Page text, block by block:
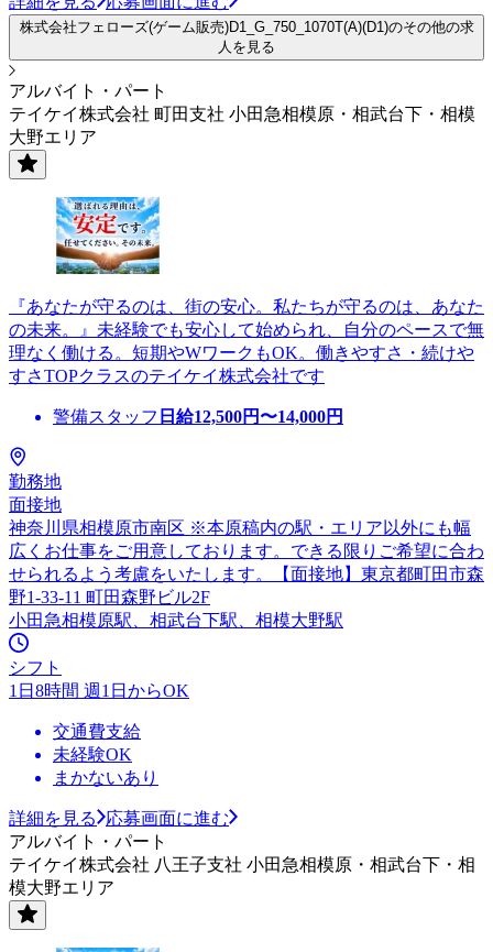
株式会社フェローズ(ゲーム販売)D1_G_750_1070T(A)(D1)のその他の求
人を見る
アルバイト・パート
テイケイ株式会社 町田支社 小田急相模原・相武台下・相模
大野エリア
『あなたが守るのは、街の安心。私たちが守るのは、あなた
の未来。』未経験でも安心して始められ、自分のペースで無
理なく働ける。短期やWワークもOK。働きやすさ・続けや
すさTOPクラスのテイケイ株式会社です
警備スタッフ 日給12,500円〜14,000円
勤務地
面接地
神奈川県相模原市南区 ※本原稿内の駅・エリア以外にも幅
広くお仕事をご用意しております。できる限りご希望に合わ
せられるよう考慮をいたします。【面接地】東京都町田市森
野1-33-11 町田森野ビル2F
小田急相模原駅、相武台下駅、相模大野駅
シフト
1日8時間 週1日からOK
交通費支給
未経験OK
まかないあり
詳細を見る
応募画面に進む
アルバイト・パート
テイケイ株式会社 八王子支社 小田急相模原・相武台下・相
模大野エリア